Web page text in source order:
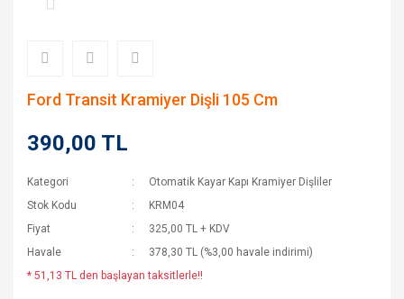
Ford Transit Kramiyer Dişli 105 Cm
390,00 TL
Kategori
Otomatik Kayar Kapı Kramiyer Dişliler
Stok Kodu
KRM04
Fiyat
325,00 TL + KDV
Havale
378,30 TL (%3,00 havale indirimi)
* 51,13 TL den başlayan taksitlerle!!